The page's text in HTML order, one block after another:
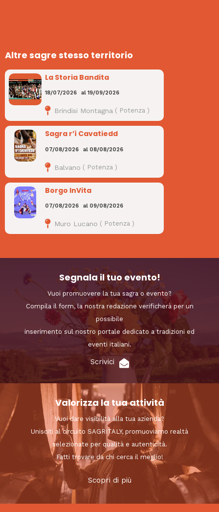
Altre sagre stesso territorio
La Storia Bandita
18/07/2026 al 19/09/2026
Brindisi Montagna ( Potenza)
Sagra r’ì Cavatiedd
07/08/2026 al 08/08/2026
Balvano ( Potenza )
Borgo InVita
07/08/2026 al 09/08/2026
Muro Lucano ( Potenza)
Segnala il tuo evento!
Vuoi promuovere la tua sagra o evento?
Compila il form, la nostra redazione verificherà per un
possibile
inserimento sul nostro portale dedicato a tradizioni ed
eventi italiani.
Scrivici
Valorizza la tua attività
Vuoi dare visibilità alla tua azienda?
Unisciti al circuito SAGRITALY, promuoviamo realtà
selezionate per qualità e autenticità.
Fatti trovare da chi cerca il meglio!
Scopri di più